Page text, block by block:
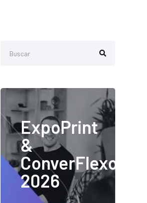
ExpoPrint
&
ConverFlexo
2026